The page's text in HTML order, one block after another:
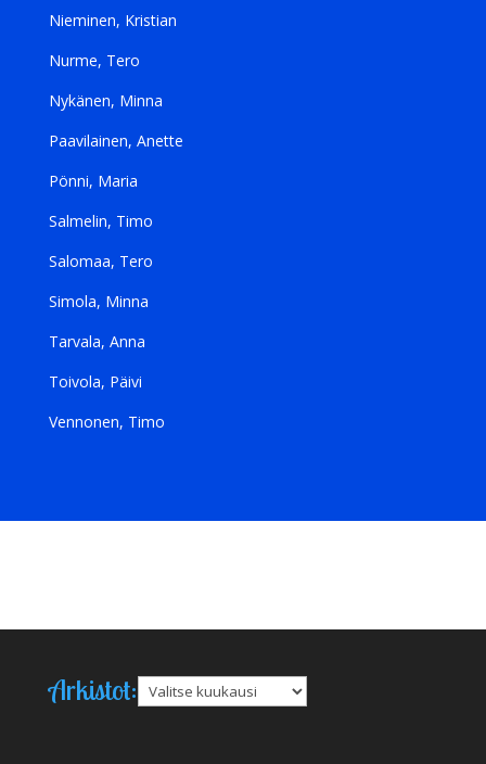
Nieminen, Kristian
Nurme, Tero
Nykänen, Minna
Paavilainen, Anette
Pönni, Maria
Salmelin, Timo
Salomaa, Tero
Simola, Minna
Tarvala, Anna
Toivola, Päivi
Vennonen, Timo
Arkistot: Arkistot